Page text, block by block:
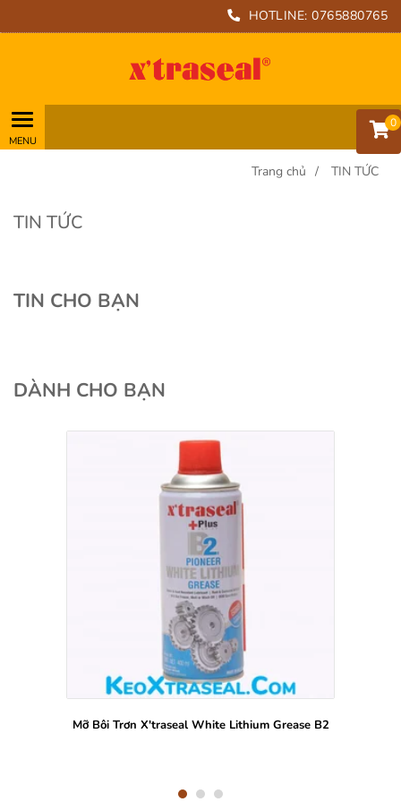
HOTLINE: 0765880765
0
Trang chủ / TIN TỨC
TIN TỨC
TIN CHO BẠN
DÀNH CHO BẠN
Mỡ Bôi Trơn X'traseal White Lithium Grease B2